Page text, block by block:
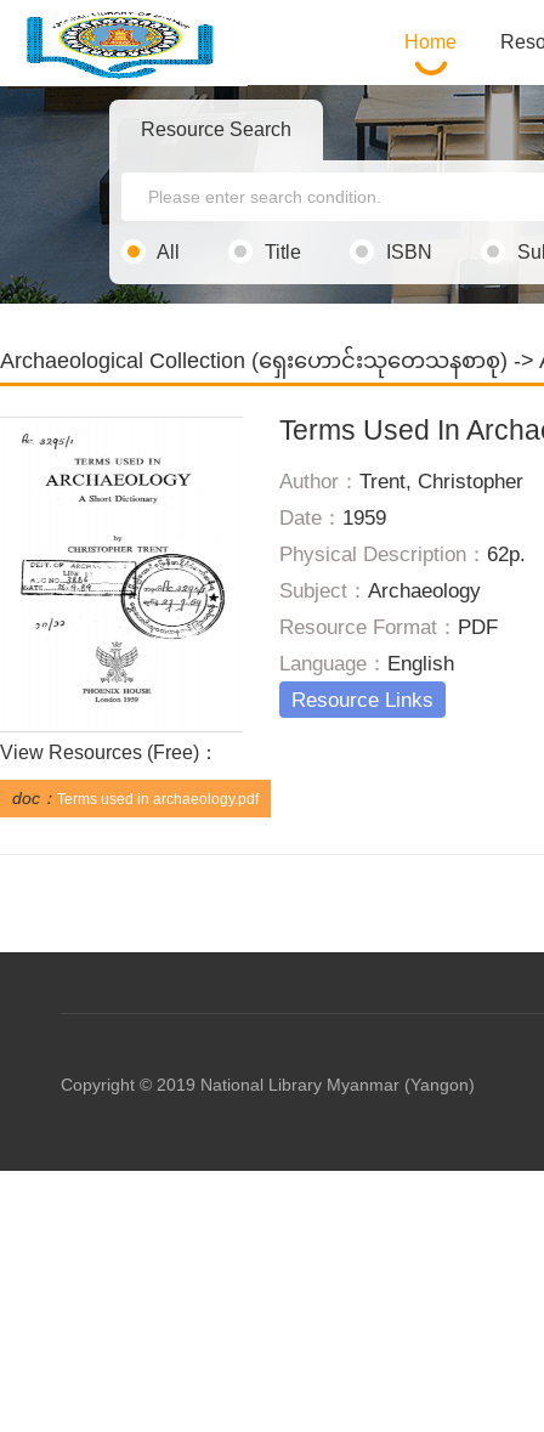
Home
Resource Search
All Title ISBN
Archaeological Collection (ရှေးဟောင်းသုတေသနစာစု) ->
Terms Used In
Author： Trent, Christopher
Date： 1959
Physical Description： 62p.
Subject： Archaeology
Resource Format： PDF
Language： English
Resource Links
View Resources (Free)：
doc： Terms used in archaeology.pdf
Copyright © 2019 National Library Myanmar (Yangon)